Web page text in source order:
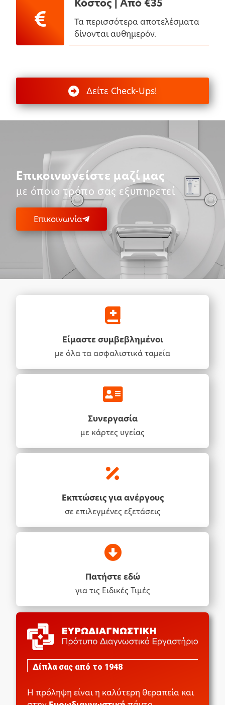
Κόστος | Aπό €35
Τα περισσότερα αποτελέσματα
δίνονται αυθημερόν.
Δείτε Check-Ups!
Επικοινωνείστε μαζί μας
με όποιο τρόπο σας εξυπηρετεί
Επικοινωνία
Είμαστε συμβεβλημένοι
με όλα τα ασφαλιστικά ταμεία
Συνεργασία
με κάρτες υγείας
Εκπτώσεις για ανέργους
σε επιλεγμένες εξετάσεις
Πατήστε εδώ
για τις Ειδικές Τιμές
Δίπλα σας από το 1948
Η πρόληψη είναι η καλύτερη θεραπεία και